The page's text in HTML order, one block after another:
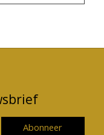
Abonneer